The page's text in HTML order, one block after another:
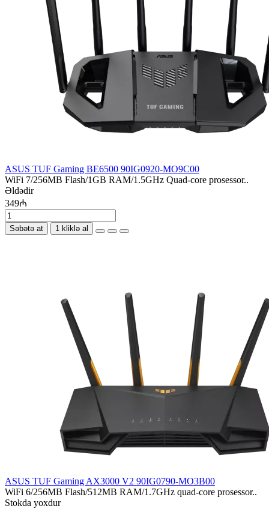
ASUS TUF Gaming BE6500 90IG0920-MO9C00
WiFi 7/256MB Flash/1GB RAM/1.5GHz Quad-core prosessor..
Əldədir
349₼
Səbətə at 1 kliklə al
ASUS TUF Gaming AX3000 V2 90IG0790-MO3B00
WiFi 6/256MB Flash/512MB RAM/1.7GHz quad-core prosessor..
Stokda yoxdur